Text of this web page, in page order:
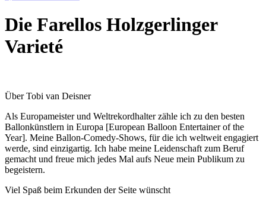
Die Farellos Holzgerlinger
Varieté
Über Tobi van Deisner
Als Europameister und Weltrekordhalter zähle ich zu den besten
Ballonkünstlern in Europa [European Balloon Entertainer of the
Year]. Meine Ballon-Comedy-Shows, für die ich weltweit engagiert
werde, sind einzigartig. Ich habe meine Leidenschaft zum Beruf
gemacht und freue mich jedes Mal aufs Neue mein Publikum zu
begeistern.
Viel Spaß beim Erkunden der Seite wünscht